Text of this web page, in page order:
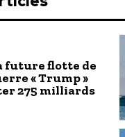
future flotte de
« Trump »
275 milliards